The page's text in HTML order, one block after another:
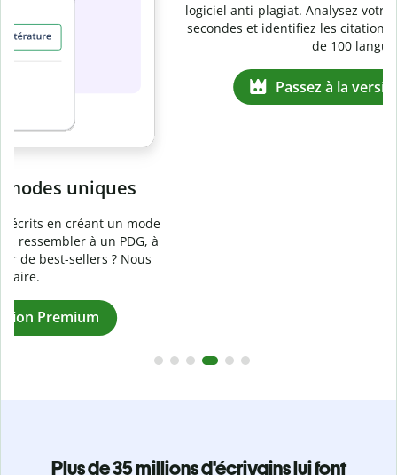
Prévenez
Vérifiez que vos écrits sont 100 % les vôtres grâce au
logiciel anti-plagiat. Analysez votre document en quelques
secondes et identifiez les citations manquantes dans plus
Passez à la version Premium
Plus de 35 millions d'écrivains lui font